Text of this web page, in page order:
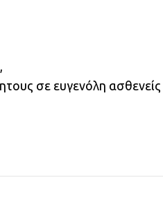
σε ευγενόλη ασθενείς